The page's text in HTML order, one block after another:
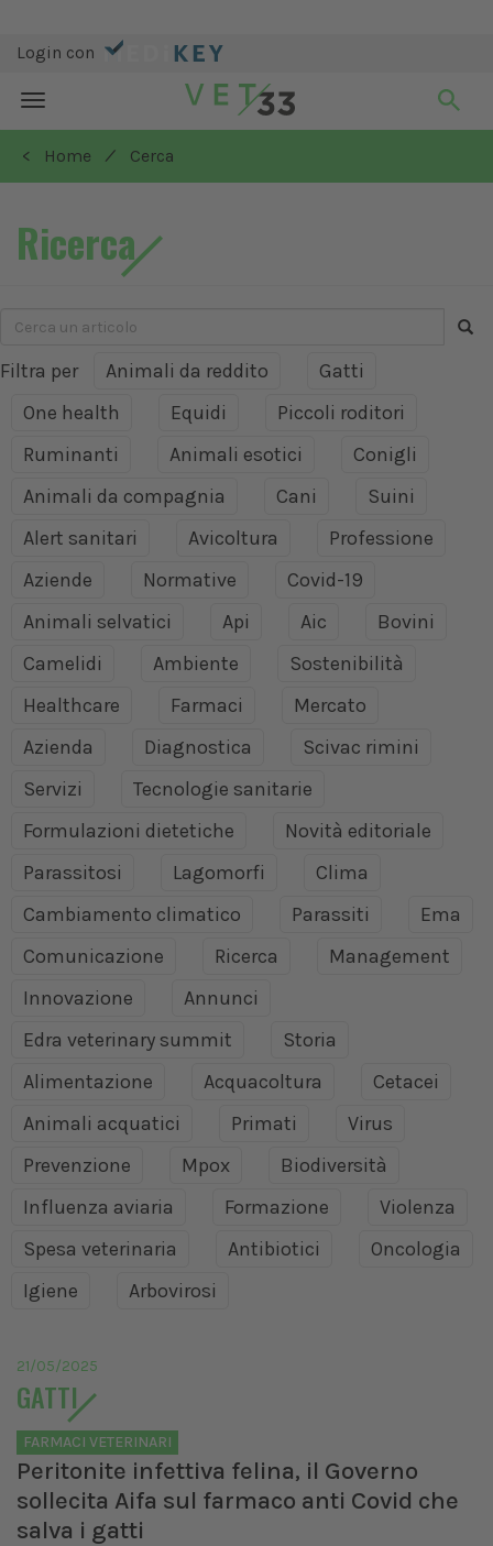
Login con
Toggle
navigation
< Home
/ Cerca
Ricerca
Filtra per Animali da reddito
Gatti
One health
Equidi
Piccoli roditori
Ruminanti
Animali esotici
Conigli
Animali da compagnia
Cani
Suini
Alert sanitari
Avicoltura
Professione
Aziende
Normative
Covid-19
Animali selvatici
Api Aic
Bovini
Camelidi
Ambiente
Sostenibilità
Healthcare
Farmaci
Mercato
Azienda
Diagnostica
Scivac rimini
Servizi
Tecnologie sanitarie
Formulazioni dietetiche
Novità editoriale
Parassitosi
Lagomorfi
Clima
Cambiamento climatico
Parassiti
Ema
Comunicazione
Ricerca
Management
Innovazione
Annunci
Edra veterinary summit
Storia
Alimentazione
Acquacoltura
Cetacei
Animali acquatici
Primati
Virus
Prevenzione
Mpox
Biodiversità
Influenza aviaria
Formazione
Violenza
Spesa veterinaria
Antibiotici
Oncologia
Igiene
Arbovirosi
21/05/2025
GATTI
FARMACI VETERINARI
Peritonite infettiva felina, il Governo
sollecita Aifa sul farmaco anti Covid che
salva i gatti